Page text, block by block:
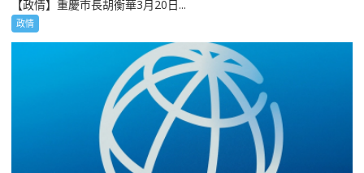
【政情】重慶市長胡衡華3月20日...
政情